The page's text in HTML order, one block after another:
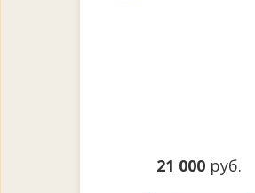
21 000 руб.